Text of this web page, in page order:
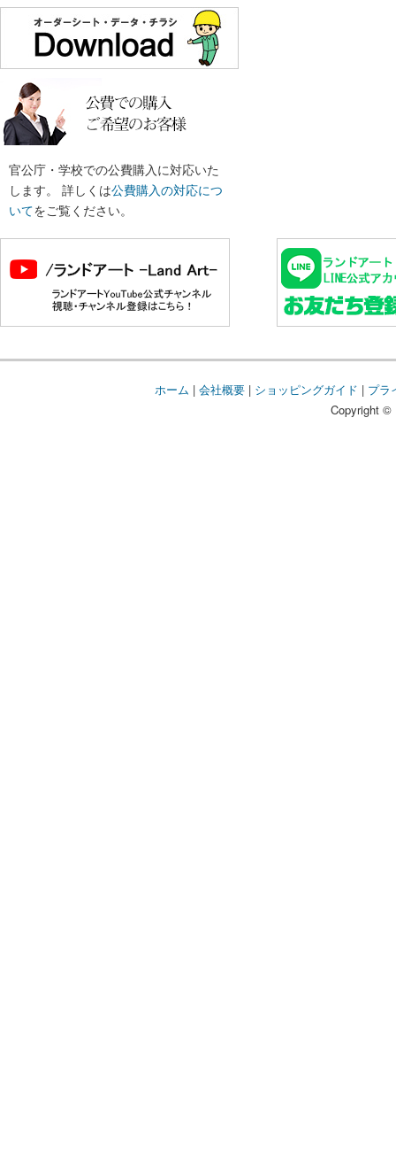
官公庁・学校での公費購入に対応いた
します。 詳しくは公費購入の対応につ
いてをご覧ください。
ホーム | 会社概要| ショッピングガイド | プラ
Copyright ©